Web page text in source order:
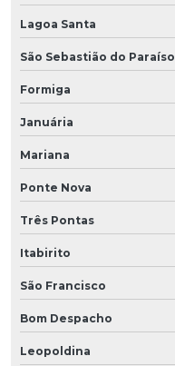
Lagoa Santa
São Sebastião do Paraíso
Formiga
Januária
Mariana
Ponte Nova
Três Pontas
Itabirito
São Francisco
Bom Despacho
Leopoldina